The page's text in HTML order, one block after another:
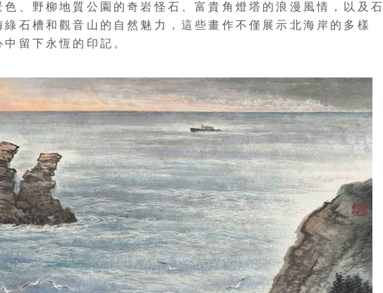
、野柳地質公園的奇岩怪石、富貴角燈塔的浪漫風情，以及石
石槽和觀音山的自然魅力，這些畫作不僅展示北海岸的多樣
留下永恆的印記。